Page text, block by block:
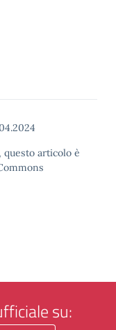
questo articolo è
su: